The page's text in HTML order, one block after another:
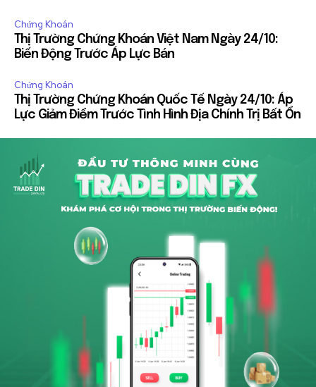
Chứng Khoán
Thị Trường Chứng Khoán Việt Nam Ngày 24/10:
Biến Động Trước Áp Lực Bán
Chứng Khoán
Thị Trường Chứng Khoán Quốc Tế Ngày 24/10: Áp
Lực Giảm Điểm Trước Tình Hình Địa Chính Trị Bất Ổn